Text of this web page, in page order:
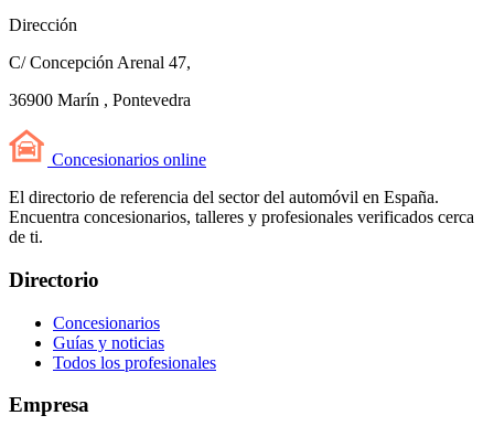
Dirección
C/ Concepción Arenal 47,
36900 Marín , Pontevedra
Concesionarios online
El directorio de referencia del sector del automóvil en España.
Encuentra concesionarios, talleres y profesionales verificados cerca
de ti.
Directorio
Concesionarios
Guías y noticias
Todos los profesionales
Empresa